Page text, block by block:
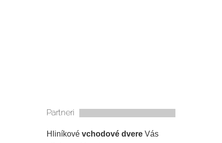
Partneri
Hliníkové vchodové dvere Vás